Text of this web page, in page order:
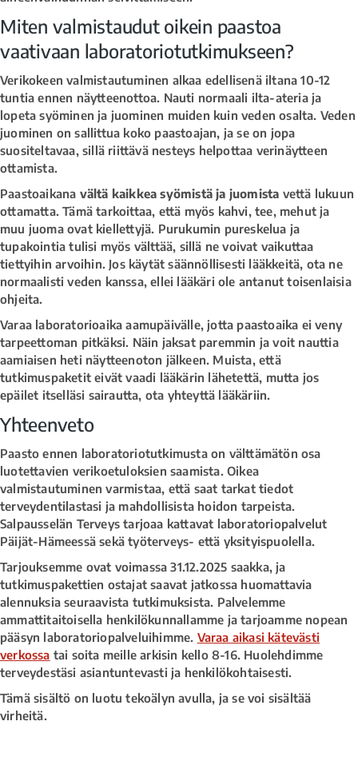
Miten valmistaudut oikein paastoa
vaativaan laboratoriotutkimukseen?
Verikokeen valmistautuminen alkaa edellisenä iltana 10-12
tuntia ennen näytteenottoa. Nauti normaali ilta-ateria ja
lopeta syöminen ja juominen muiden kuin veden osalta. Veden
juominen on sallittua koko paastoajan, ja se on jopa
suositeltavaa, sillä riittävä nesteys helpottaa verinäytteen
ottamista.
Paastoaikana vältä kaikkea syömistä ja juomista vettä lukuun
ottamatta. Tämä tarkoittaa, että myös kahvi, tee, mehut ja
muu juoma ovat kiellettyjä. Purukumin pureskelua ja
tupakointia tulisi myös välttää, sillä ne voivat vaikuttaa
tiettyihin arvoihin. Jos käytät säännöllisesti lääkkeitä, ota ne
normaalisti veden kanssa, ellei lääkäri ole antanut toisenlaisia
ohjeita.
Varaa laboratorioaika aamupäivälle, jotta paastoaika ei veny
tarpeettoman pitkäksi. Näin jaksat paremmin ja voit nauttia
aamiaisen heti näytteenoton jälkeen. Muista, että
tutkimuspaketit eivät vaadi lääkärin lähetettä, mutta jos
epäilet itselläsi sairautta, ota yhteyttä lääkäriin.
Yhteenveto
Paasto ennen laboratoriotutkimusta on välttämätön osa
luotettavien verikoetuloksien saamista. Oikea
valmistautuminen varmistaa, että saat tarkat tiedot
terveydentilastasi ja mahdollisista hoidon tarpeista.
Salpausselän Terveys tarjoaa kattavat laboratoriopalvelut
Päijät-Hämeessä sekä työterveys- että yksityispuolella.
Tarjouksemme ovat voimassa 31.12.2025 saakka, ja
tutkimuspakettien ostajat saavat jatkossa huomattavia
alennuksia seuraavista tutkimuksista. Palvelemme
ammattitaitoisella henkilökunnallamme ja tarjoamme nopean
pääsyn laboratoriopalveluihimme. Varaa aikasi kätevästi
verkossa tai soita meille arkisin kello 8-16. Huolehdimme
terveydestäsi asiantuntevasti ja henkilökohtaisesti.
Tämä sisältö on luotu tekoälyn avulla, ja se voi sisältää
virheitä.